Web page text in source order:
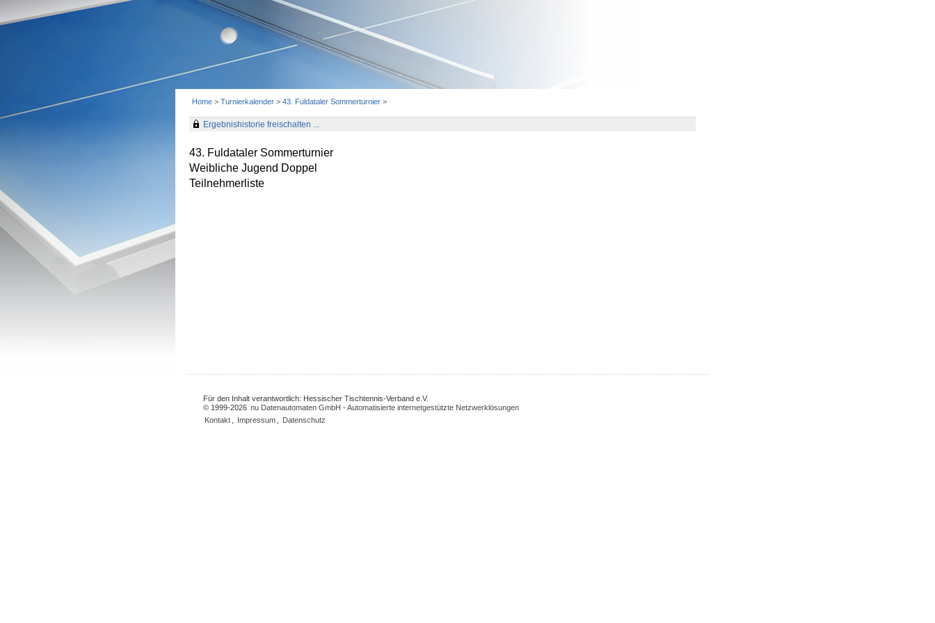
Home > Turnierkalender > 43. Fuldataler Sommerturnier >
Ergebnishistorie freischalten ...
43. Fuldataler Sommerturnier
Weibliche Jugend Doppel
Teilnehmerliste
Für den Inhalt verantwortlich: Hessischer Tischtennis-Verband e.V.
© 1999-2026 nu Datenautomaten GmbH - Automatisierte internetgestützte Netzwerklösungen
Kontakt
Impressum Datenschutz